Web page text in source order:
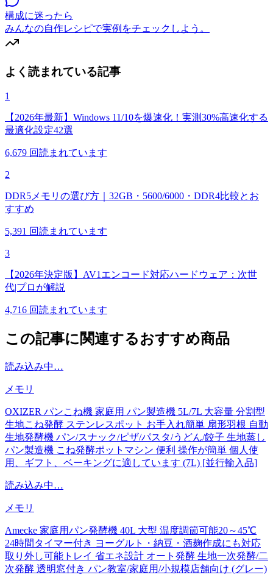
構成に迷ったら
みんなの自作レシピで実例をチェックしよう。
よく読まれている記事
1
【2026年最新】Windows 11/10を爆速化！実測30%高速化する
最適化設定42選
6,679 回読まれています
2
DDR5メモリの選び方｜32GB・5600/6000・DDR4比較とお
すすめ
5,391 回読まれています
3
【2026年決定版】AV1エンコード対応ハードウェア：次世
代|プロが解説
4,716 回読まれています
この記事に関連するおすすめ商品
読み込み中…
メモリ
OXIZER パンこね機 家庭用 パン製造機 5L/7L 大容量 分割型
生地こね発酵 ステンレスポット お手入れ簡単 扇形羽根 自動
生地発酵機 パン/スナック/ピザ/パスタ/うどん/餃子 生地蒸し
パン製造機 こね発酵ポットマシン 便利 操作が簡単 個人使
用、ギフト、ベーキングに適しています (7L) [並行輸入品]
読み込み中…
メモリ
Amecke 家庭用パン発酵機 40L 大型 温度調節可能20～45℃
24時間タイマー付き ヨーグルト・納豆・酒麹作成にも対応
取り外し可能トレイ 省エネ設計 オート発酵 生地一次発酵/二
次発酵 透明窓付き パン教室/家庭用/小規模店舗向け (グレー)